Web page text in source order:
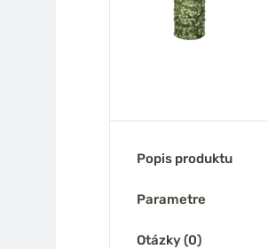
Popis produktu
Parametre
Otázky (0)